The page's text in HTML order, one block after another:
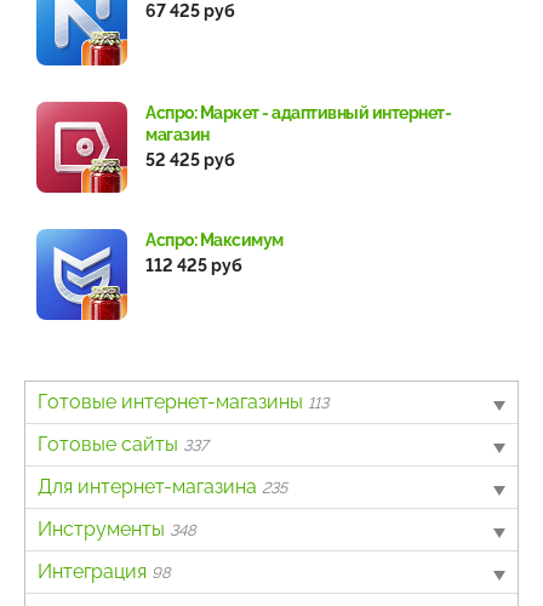
Готовые интернет-магазины 113
B2B4
Авто6
Бытовая техника и электроника
Детские товары
Готовые сайты 337
Landing page63
Информационный портал
Каталог товаров, услуг
Для интернет-магазина 235
Другое63
Интеграция с онлайн-кассами
Инструменты 348
Для разработчиков
Интеграция 98
67 425 руб
Аспро: Маркет - адаптивный интернет-
магазин
52 425 руб
Аспро: Максимум
112 425 руб